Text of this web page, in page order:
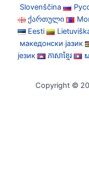
Slovenščina
ქართული
Eesti
македонски јазик
језик
ភាសាខ្មែរ
Copyright ©